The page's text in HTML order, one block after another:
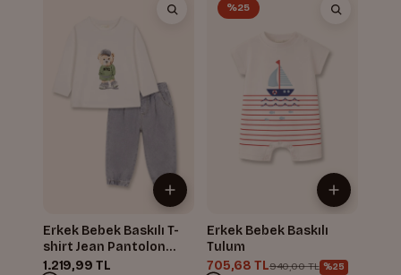
Erkek Bebek Baskılı T-
shirt Jean Pantolon
Takım
1.219,99 TL
%25
Erkek Bebek Baskılı
Tulum
705,68 TL940,00 TL %25